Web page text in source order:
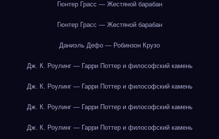
Гюнтер Грасс — Жестяной барабан
Гюнтер Грасс — Жестяной барабан
Даниэль Дефо — Робинзон Крузо
Дж. К. Роулинг — Гарри Поттер и философский камень
Дж. К. Роулинг — Гарри Поттер и философский камень
Дж. К. Роулинг — Гарри Поттер и философский камень
Дж. К. Роулинг — Гарри Поттер и философский камень